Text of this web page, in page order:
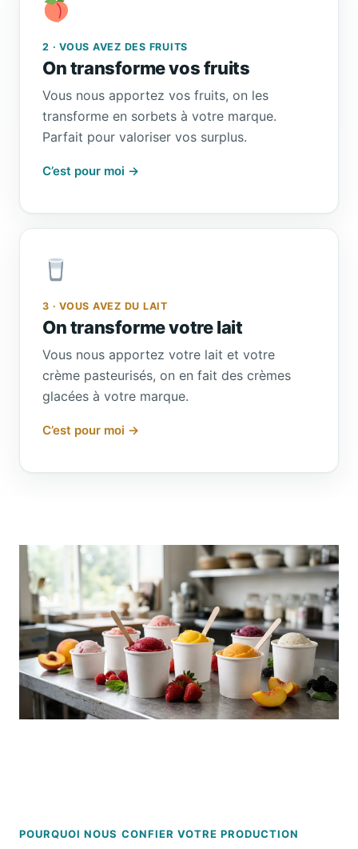
2 · VOUS AVEZ DES FRUITS
On transforme vos fruits
Vous nous apportez vos fruits, on les
transforme en sorbets à votre marque.
Parfait pour valoriser vos surplus.
C’est pour moi →
3 · VOUS AVEZ DU LAIT
On transforme votre lait
Vous nous apportez votre lait et votre
crème pasteurisés, on en fait des crèmes
glacées à votre marque.
C’est pour moi →
POURQUOI NOUS CONFIER VOTRE PRODUCTION